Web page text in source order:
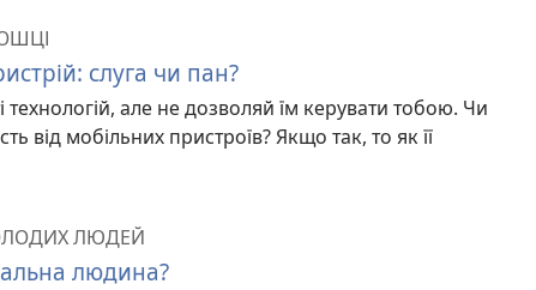
слуга чи пан?
технологій, але не дозволяй їм керувати тобою. Чи
від мобільних пристроїв? Якщо так, то як її
ЛЮДЕЙ
людина?